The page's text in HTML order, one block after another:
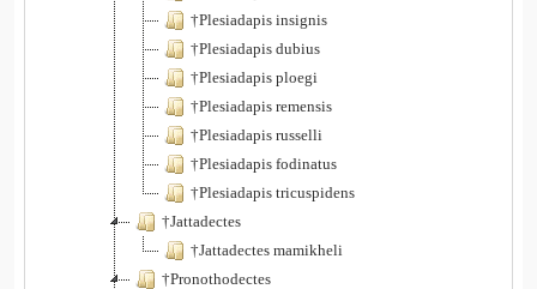
†Plesiadapis insignis
†Plesiadapis dubius
†Plesiadapis ploegi
†Plesiadapis remensis
†Plesiadapis russelli
†Plesiadapis fodinatus
†Plesiadapis tricuspidens
†Jattadectes
†Jattadectes mamikheli
†Pronothodectes